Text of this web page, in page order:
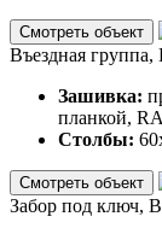
Смотреть объект
Въездная группа,
Зашивка:
планкой,
Столбы:
Смотреть объект
Забор под ключ,